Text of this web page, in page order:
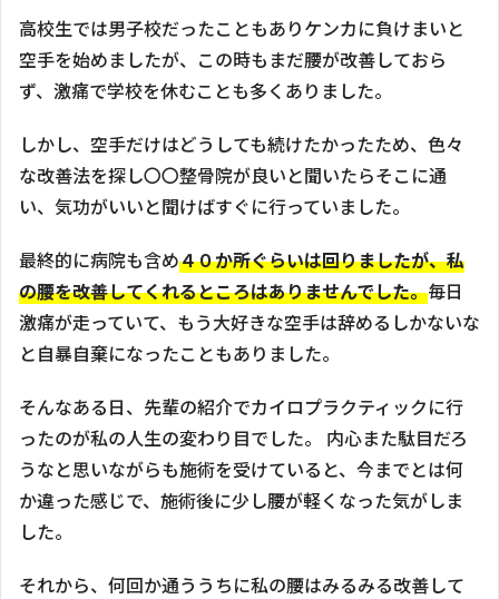
高校生では男子校だったこともありケンカに負けまいと
空手を始めましたが、この時もまだ腰が改善しておら
ず、激痛で学校を休むことも多くありました。
しかし、空手だけはどうしても続けたかったため、色々
な改善法を探し〇〇整骨院が良いと聞いたらそこに通
い、気功がいいと聞けばすぐに行っていました。
最終的に病院も含め４０か所ぐらいは回りましたが、私
の腰を改善してくれるところはありませんでした。毎日
激痛が走っていて、もう大好きな空手は辞めるしかないな
と自暴自棄になったこともありました。
そんなある日、先輩の紹介でカイロプラクティックに行
ったのが私の人生の変わり目でした。 内心また駄目だろ
うなと思いながらも施術を受けていると、今までとは何
か違った感じで、施術後に少し腰が軽くなった気がしま
した。
それから、何回か通ううちに私の腰はみるみる改善して